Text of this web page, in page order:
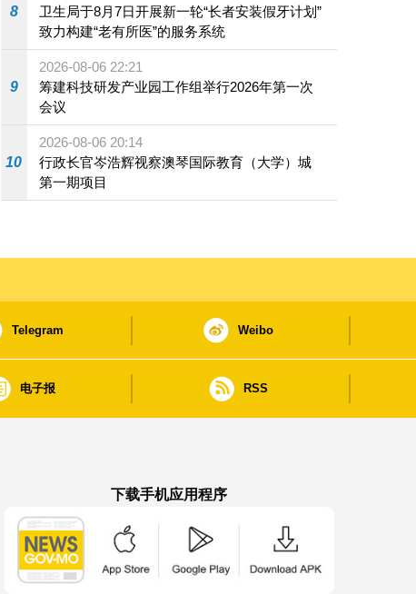
8
卫生局于8月7日开展新一轮“长者安装假牙计划”
致力构建“老有所医”的服务系统
9
2026-08-06 22:21
筹建科技研发产业园工作组举行2026年第一次
会议
10
2026-08-06 20:14
行政长官岑浩辉视察澳琴国际教育（大学）城
第一期项目
Telegram Weibo
电子报 RSS
下载手机应用程序